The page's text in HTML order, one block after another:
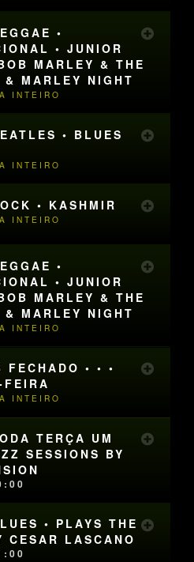
•
• JUNIOR
MARLEY & THE
& MARLEY NIGHT
INTEIRO
• BLUES
INTEIRO
• KASHMIR
INTEIRO
•
• JUNIOR
MARLEY & THE
& MARLEY NIGHT
INTEIRO
FECHADO • • •
FEIRA
INTEIRO
TERÇA UM
SESSIONS BY
• PLAYS THE
CESAR LASCANO